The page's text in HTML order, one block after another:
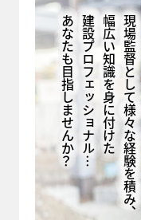
現場監督として様々な経験を積み、
幅広い知識を身に付けた
建設プロフェッショナル…
あなたも目指しませんか？